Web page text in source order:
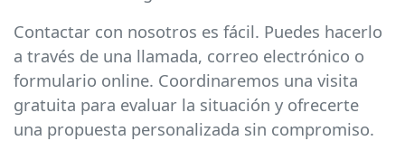
Contactar con nosotros es fácil. Puedes hacerlo
a través de una llamada, correo electrónico o
formulario online. Coordinaremos una visita
gratuita para evaluar la situación y ofrecerte
una propuesta personalizada sin compromiso.